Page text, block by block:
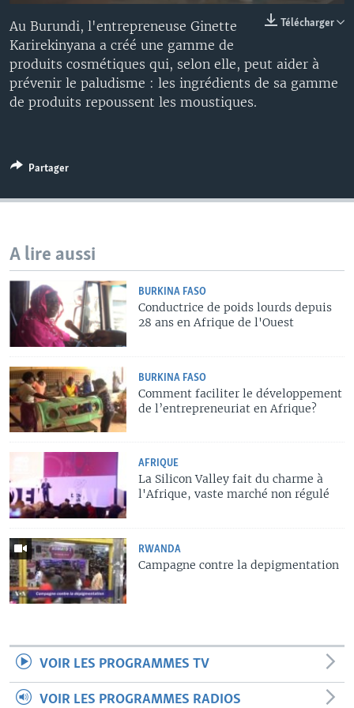
Télécharger
Au Burundi, l'entrepreneuse Ginette
Karirekinyana a créé une gamme de
produits cosmétiques qui, selon elle, peut aider à
prévenir le paludisme : les ingrédients de sa gamme
de produits repoussent les moustiques.
Partager
A lire aussi
BURKINA FASO
Conductrice de poids lourds depuis
28 ans en Afrique de l'Ouest
BURKINA FASO
Comment faciliter le développement
de l’entrepreneuriat en Afrique?
AFRIQUE
La Silicon Valley fait du charme à
l'Afrique, vaste marché non régulé
RWANDA
Campagne contre la depigmentation
VOIR LES PROGRAMMES TV
VOIR LES PROGRAMMES RADIOS